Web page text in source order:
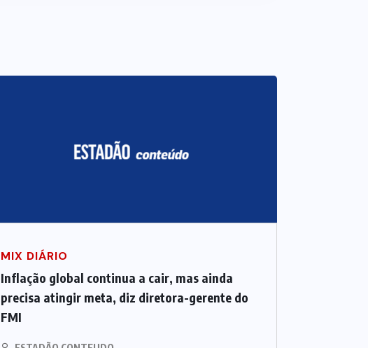
MIX DIÁRIO
Inflação global continua a cair, mas ainda
precisa atingir meta, diz diretora-gerente do
FMI